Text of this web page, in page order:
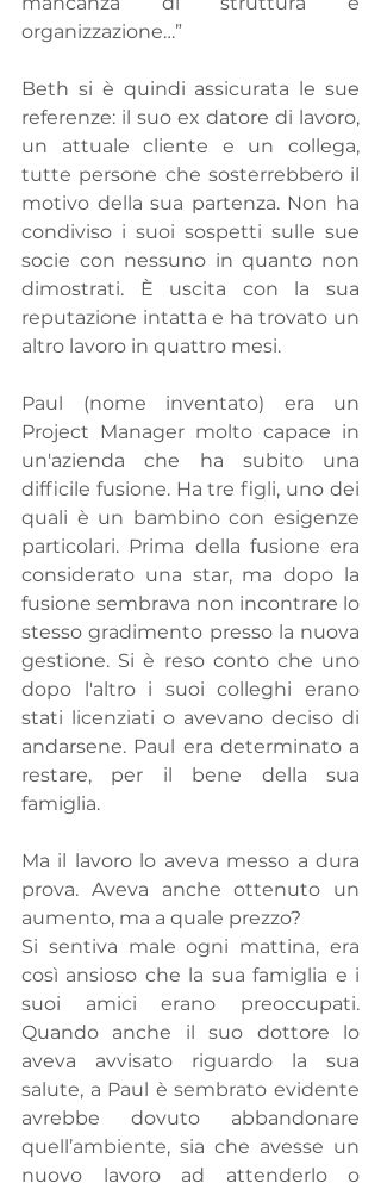
organizzazione…”
Beth si è quindi assicurata le sue
referenze: il suo ex datore di lavoro,
un attuale cliente e un collega,
tutte persone che sosterrebbero il
motivo della sua partenza. Non ha
condiviso i suoi sospetti sulle sue
socie con nessuno in quanto non
dimostrati. È uscita con la sua
reputazione intatta e ha trovato un
altro lavoro in quattro mesi.
Paul (nome inventato) era un
Project Manager molto capace in
un'azienda che ha subito una
difficile fusione. Ha tre figli, uno dei
quali è un bambino con esigenze
particolari. Prima della fusione era
considerato una star, ma dopo la
fusione sembrava non incontrare lo
stesso gradimento presso la nuova
gestione. Si è reso conto che uno
dopo l'altro i suoi colleghi erano
stati licenziati o avevano deciso di
andarsene. Paul era determinato a
restare, per il bene della sua
famiglia.
Ma il lavoro lo aveva messo a dura
prova. Aveva anche ottenuto un
aumento, ma a quale prezzo?
Si sentiva male ogni mattina, era
così ansioso che la sua famiglia e i
suoi amici erano preoccupati.
Quando anche il suo dottore lo
aveva avvisato riguardo la sua
salute, a Paul è sembrato evidente
avrebbe dovuto abbandonare
quell’ambiente, sia che avesse un
nuovo lavoro ad attenderlo o